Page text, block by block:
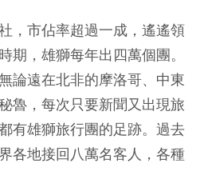
，市佔率超過一成，遙遙領
期，雄獅每年出四萬個團。
論遠在北非的摩洛哥、中東
魯，每次只要新聞又出現旅
有雄獅旅行團的足跡。過去
各地接回八萬名客人，各種